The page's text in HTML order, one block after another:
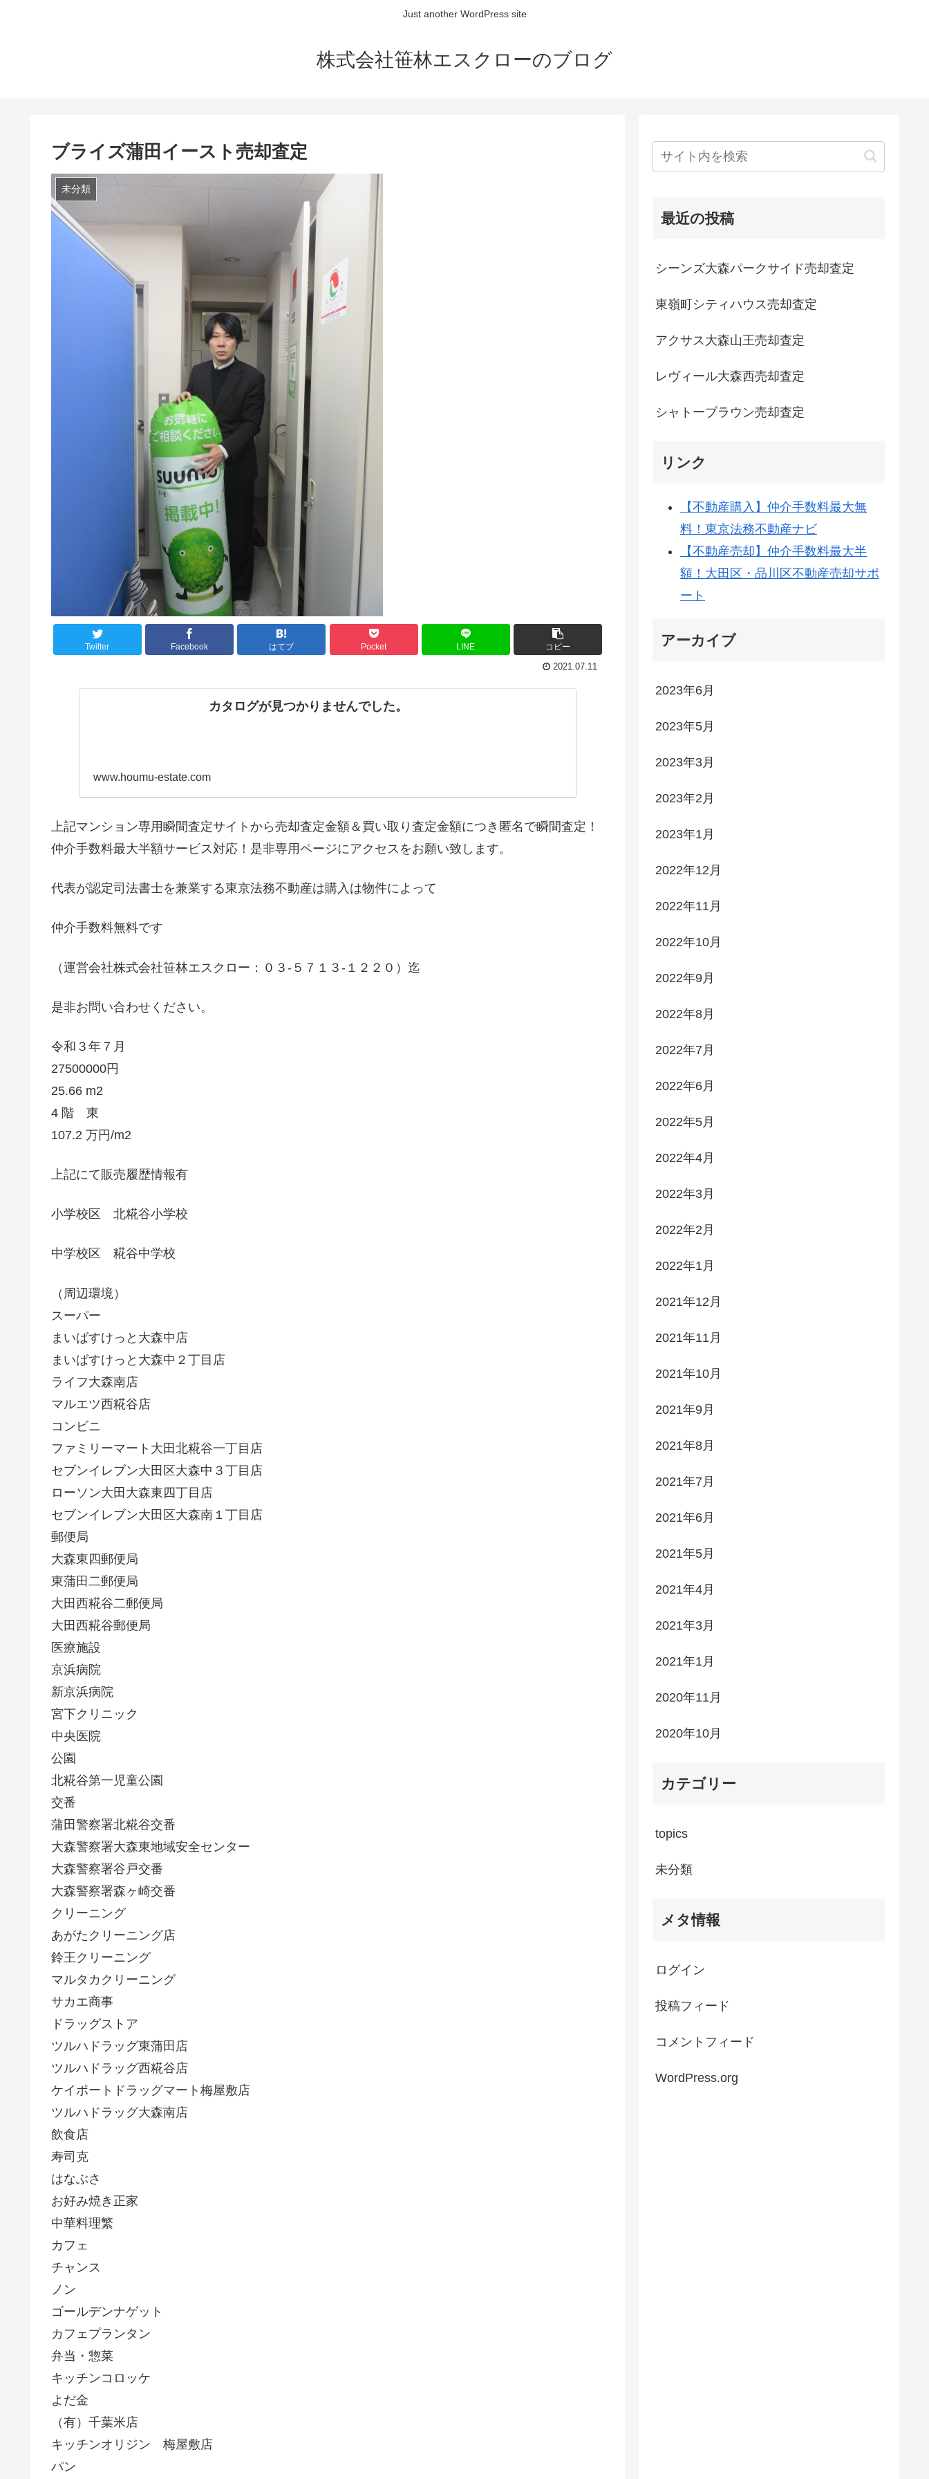
Just another WordPress site
株式会社笹林エスクローのブログ
ブライズ蒲田イースト売却査定
未分類
Twitter Facebook はてブ Pocket LINE コピー
2021.07.11
カタログが見つかりませんでした。
www.houmu-estate.com
上記マンション専用瞬間査定サイトから売却査定金額＆買い取り査定金額につき匿名で瞬間査定！
仲介手数料最大半額サービス対応！是非専用ページにアクセスをお願い致します。
代表が認定司法書士を兼業する東京法務不動産は購入は物件によって
仲介手数料無料です
（運営会社株式会社笹林エスクロー：０３-５７１３-１２２０）迄
是非お問い合わせください。
令和３年７月
27500000円
25.66 m2
4 階 東
107.2 万円/m2
上記にて販売履歴情報有
小学校区 北糀谷小学校
中学校区 糀谷中学校
（周辺環境）
スーパー
まいばすけっと大森中店
まいばすけっと大森中２丁目店
ライフ大森南店
マルエツ西糀谷店
コンビニ
ファミリーマート大田北糀谷一丁目店
セブンイレブン大田区大森中３丁目店
ローソン大田大森東四丁目店
セブンイレブン大田区大森南１丁目店
郵便局
大森東四郵便局
東蒲田二郵便局
大田西糀谷二郵便局
大田西糀谷郵便局
医療施設
京浜病院
新京浜病院
宮下クリニック
中央医院
公園
北糀谷第一児童公園
交番
蒲田警察署北糀谷交番
大森警察署大森東地域安全センター
大森警察署谷戸交番
大森警察署森ヶ崎交番
クリーニング
あがたクリーニング店
鈴王クリーニング
マルタカクリーニング
サカエ商事
ドラッグストア
ツルハドラッグ東蒲田店
ツルハドラッグ西糀谷店
ケイポートドラッグマート梅屋敷店
ツルハドラッグ大森南店
飲食店
寿司克
はなぶさ
お好み焼き正家
中華料理繁
カフェ
チャンス
ノン
ゴールデンナゲット
カフェプランタン
弁当・惣菜
キッチンコロッケ
よだ金
（有）千葉米店
キッチンオリジン 梅屋敷店
パン
最近の投稿
シーンズ大森パークサイド売却査定
東嶺町シティハウス売却査定
アクサス大森山王売却査定
レヴィール大森西売却査定
シャトーブラウン売却査定
リンク
【不動産購入】仲介手数料最大無
料！東京法務不動産ナビ
【不動産売却】仲介手数料最大半
額！大田区・品川区不動産売却サポ
ート
アーカイブ
2023年6月
2023年5月
2023年3月
2023年2月
2023年1月
2022年12月
2022年11月
2022年10月
2022年9月
2022年8月
2022年7月
2022年6月
2022年5月
2022年4月
2022年3月
2022年2月
2022年1月
2021年12月
2021年11月
2021年10月
2021年9月
2021年8月
2021年7月
2021年6月
2021年5月
2021年4月
2021年3月
2021年1月
2020年11月
2020年10月
カテゴリー
topics
未分類
メタ情報
ログイン
投稿フィード
コメントフィード
WordPress.org